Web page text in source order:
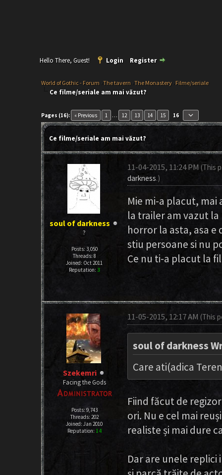
Hello There, Guest! Login Register
World of Gothic - Forum The tavern The Monastery› Filme/seriale
Ce filme/seriale am mai văzut?
Pages (16): « Previous 1 … 12 13 14 15 16 keyboard_arrow_down
Ce filme/seriale am mai văzut?
soul of darkness
?
Posts: 3,050
Threads: 8
Joined: Oct 2011
Reputation: 3
11-04-2015, 11:24 PM(This
darkness.)
Mie mi-a placut,
la trailer am vazut
horror la asta, asa
stiu persoane si nu
Ce nu ti-a placut la
Szekemri
Facing the Gods
Posts: 9,743
Threads: 202
Joined: Jan 2010
Reputation: 14
11-05-2015, 12:17 AM(This
soul of darkness
Care ati(adica
Fiind făcut de
ori. Nu e cel mai
realiste și mai dure
Dar are unele replici